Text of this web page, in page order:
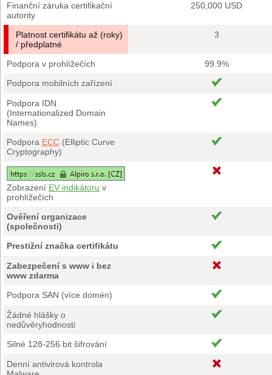
Finanční záruka certifikační
autority
250,000 USD
Platnost certifikátu až (roky)
/ předplatné
3
Podpora v prohlížečích
99.9%
Podpora mobilních zařízení
Podpora IDN
(Internationalized Domain
Names)
Podpora ECC (Elliptic Curve
Cryptography)
Zobrazení EV indikátoru v
prohlížečích
Ověření organizace
(společnosti)
Prestižní značka certifikátu
Zabezpečení s www i bez
www zdarma
Podpora SAN (více domén)
Žádné hlášky o
nedůvěryhodnosti
Silné 128-256 bit šifrování
Denní antivirová kontrola